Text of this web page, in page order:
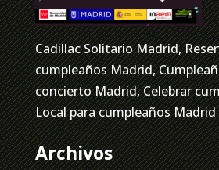
Cadillac Solitario Madrid,
cumpleaños Madrid,
concierto Madrid, Celebrar
Local para cumpleaños Madrid
Archivos